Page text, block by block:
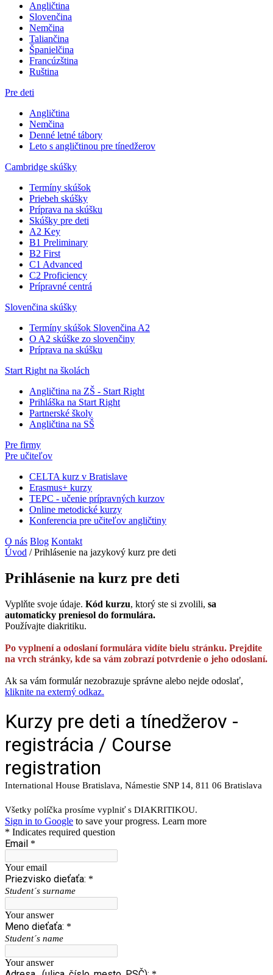
Angličtina
Slovenčina
Nemčina
Taliančina
Španielčina
Francúzština
Ruština
Pre deti
Angličtina
Nemčina
Denné letné tábory
Leto s angličtinou pre tínedžerov
Cambridge skúšky
Termíny skúšok
Priebeh skúšky
Príprava na skúšku
Skúšky pre deti
A2 Key
B1 Preliminary
B2 First
C1 Advanced
C2 Proficiency
Prípravné centrá
Slovenčina skúšky
Termíny skúšok Slovenčina A2
O A2 skúške zo slovenčiny
Príprava na skúšku
Start Right na školách
Angličtina na ZŠ - Start Right
Prihláška na Start Right
Partnerské školy
Angličtina na SŠ
Pre firmy
Pre učiteľov
CELTA kurz v Bratislave
Erasmus+ kurzy
TEPC - učenie prípravných kurzov
Online metodické kurzy
Konferencia pre učiteľov angličtiny
O nás Blog Kontakt
Úvod /Prihlásenie na jazykový kurz pre deti
Prihlásenie na kurz pre deti
Vyplňte svoje údaje. Kód kurzu, ktorý ste si zvolili, sa
automaticky preniesol do formulára.
Používajte diakritiku.
Po vyplnení a odoslaní formulára vidíte bielu stránku. Prejdite
na vrch stránky, kde sa vám zobrazí potvrdenie o jeho odoslaní.
Ak sa vám formulár nezobrazuje správne alebo nejde odoslať,
kliknite na externý odkaz.